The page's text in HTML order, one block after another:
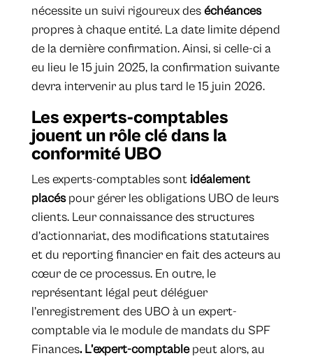
nécessite un suivi rigoureux deséchéances
propres à chaque entité. La date limite dépend
de la dernière confirmation. Ainsi, si celle-ci a
eu lieu le 15 juin 2025, la confirmation suivante
devra intervenir au plus tard le 15 juin 2026.
Les experts-comptables
jouent un rôle clé dans la
conformité UBO
Les experts-comptables sont idéalement
placéspour gérer les obligations UBO de leurs
clients. Leur connaissance des structures
d’actionnariat, des modifications statutaires
et du reporting financier en fait des acteurs au
cœur de ce processus. En outre, le
représentant légal peut déléguer
l’enregistrement des UBO à un expert-
comptable via le module de mandats du SPF
Finances. L’expert-comptablepeut alors, au